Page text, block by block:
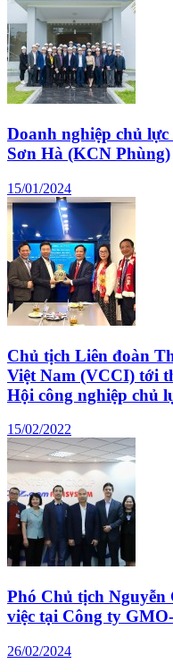
Doanh nghiệp chủ
Sơn Hà (KCN Phùng)
15/01/2024
Chủ tịch Liên đoàn
Việt Nam (VCCI) tới
Hội công nghiệp chủ
15/02/2022
Phó Chủ tịch
việc tại Công ty
26/02/2024